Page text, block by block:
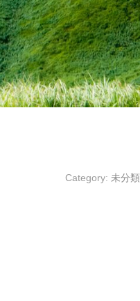
Category: 未分類